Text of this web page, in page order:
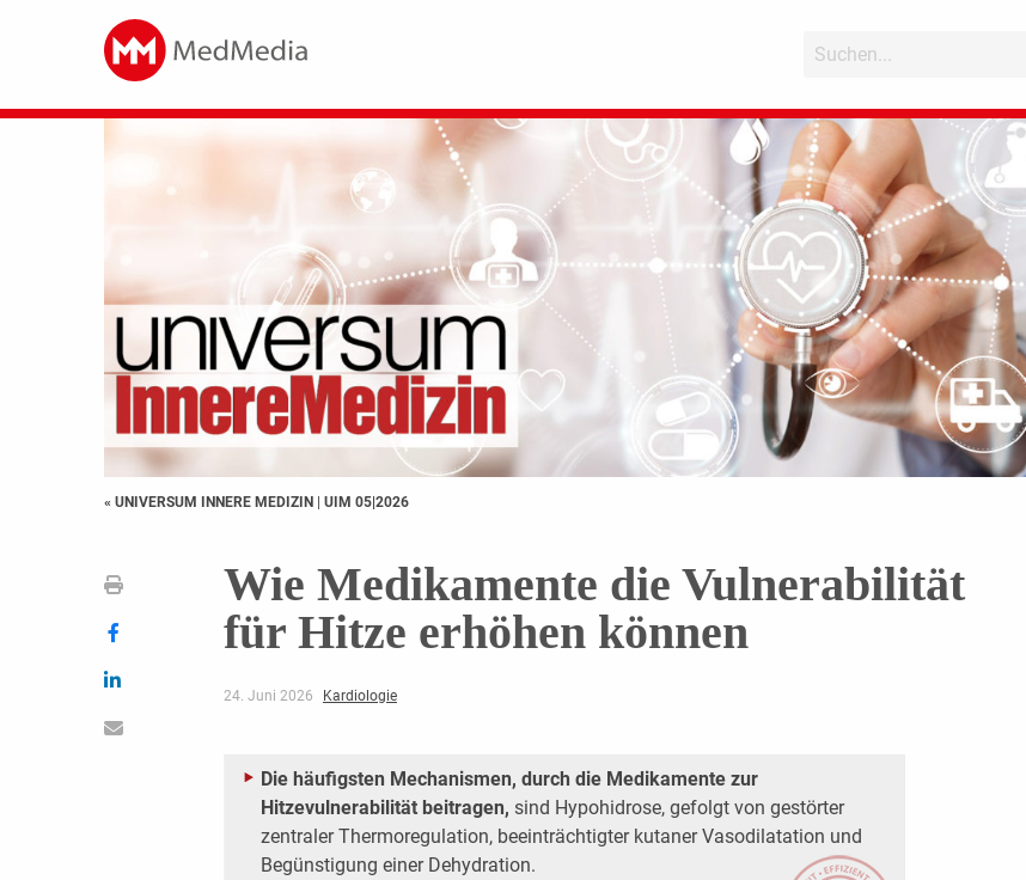
« UNIVERSUM INNERE MEDIZIN | UIM 05|2026
Wie Medikamente die Vulnerabilität
für Hitze erhöhen können
24. Juni 2026 Kardiologie
Die häufigsten Mechanismen, durch die Medikamente zur
Hitzevulnerabilität beitragen, sind Hypohidrose, gefolgt von gestörter
zentraler Thermoregulation, beeinträchtigter kutaner Vasodilatation und
Begünstigung einer Dehydration.